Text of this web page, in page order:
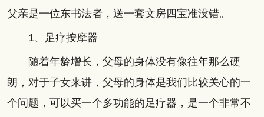
父亲是一位东书法者，送一套文房四宝准没错。
1、足疗按摩器
随着年龄增长，父母的身体没有像往年那么硬
朗，对于子女来讲，父母的身体是我们比较关心的一
个问题，可以买一个多功能的足疗器，是一个非常不